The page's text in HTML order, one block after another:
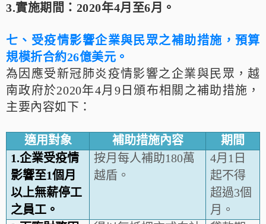
3.實施期間： 2020年4月至6月。
七、受疫情影響企業與民眾之補助措施，預算
規模折合約26億美元 。
為因應受新冠肺炎疫情影響之企業與民眾，越
南政府於2020年4月9日頒布相關之補助措施，
主要內容如下：
適用對象 補助措施內容
期間
1.企業受疫情
影響至1個月
以上無薪停工
之員工 。
按月每人補助180萬
越盾。
4月1日
起不得
超過3個
月。